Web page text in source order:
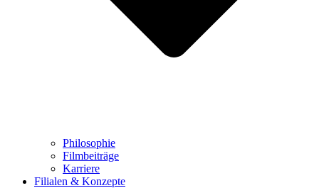
Philosophie
Filmbeiträge
Karriere
Filialen & Konzepte